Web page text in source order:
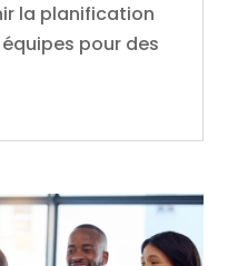
la planification
pour des